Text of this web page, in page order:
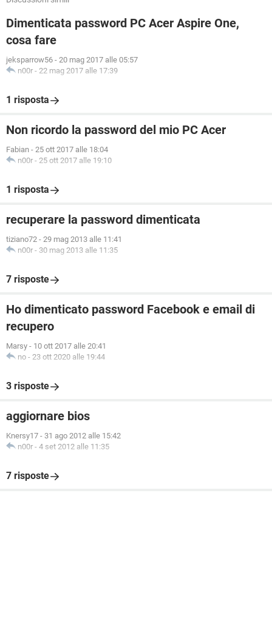
Dimenticata password PC Acer Aspire One,
cosa fare
jeksparrow56 - 20 mag 2017 alle 05:57
n00r - 22 mag 2017 alle 17:39
1 risposta
Non ricordo la password del mio PC Acer
Fabian - 25 ott 2017 alle 18:04
n00r - 25 ott 2017 alle 19:10
1 risposta
recuperare la password dimenticata
tiziano72 - 29 mag 2013 alle 11:41
n00r - 30 mag 2013 alle 11:35
7 risposte
Ho dimenticato password Facebook e email di
recupero
Marsy - 10 ott 2017 alle 20:41
no - 23 ott 2020 alle 19:44
3 risposte
aggiornare bios
Knersy17 - 31 ago 2012 alle 15:42
n00r - 4 set 2012 alle 11:35
7 risposte